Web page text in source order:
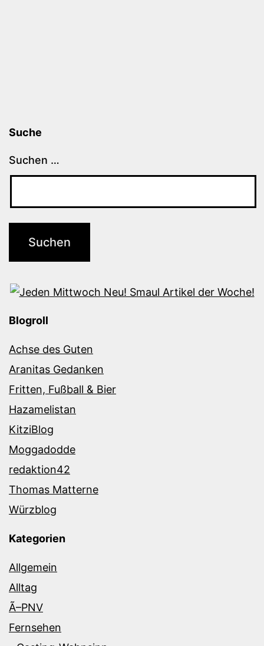
Suche
Suchen …
Blogroll
Achse des Guten
Aranitas Gedanken
Fritten, Fußball & Bier
Hazamelistan
KitziBlog
Moggadodde
redaktion42
Thomas Matterne
Würzblog
Kategorien
Allgemein
Alltag
Ã–PNV
Fernsehen